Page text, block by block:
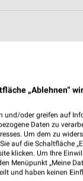
Nutze
„Ablehnen“
und/oder greifen auf
Daten zu
Um dem zu
auf die Schaltfläche
klicken. Um Ihre
Menüpunkt „Meine
und haben keinen